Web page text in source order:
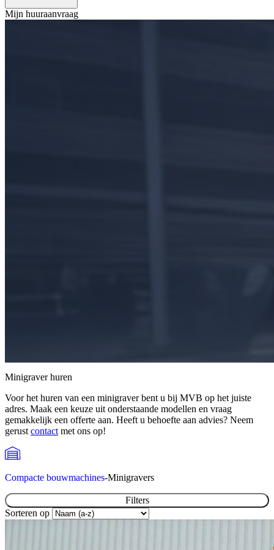
Mijn huuraanvraag
Minigraver huren
Voor het huren van een minigraver bent u bij MVB op het juiste
adres. Maak een keuze uit onderstaande modellen en vraag
gemakkelijk een offerte aan. Heeft u behoefte aan advies? Neem
gerust contact met ons op!
Compacte bouwmachines-Minigravers
Filters
Sorteren op